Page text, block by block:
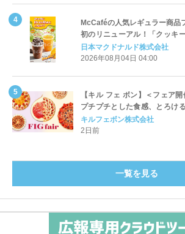
McCaféの人気レギュラー商品
初のリニューアル！「クッキ
ッペ」「マンゴースムージー
開始
日本マクドナルド株式会社
2026年08月04日 04:00
【キル フェ ボン】＜フェア
プチプチとした食感、とろけ
をたっぷりと。新作を含め、イ
登場8月20日（木）スタート
キルフェボン株式会社
2日前
一覧を見る